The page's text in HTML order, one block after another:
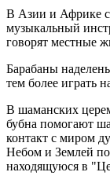
В Азии и Африке
музыкальный
говорят местные
Барабаны
тем более играть
В шаманских
бубна помогают
контакт с миром
Небом и Землей
находящуюся в